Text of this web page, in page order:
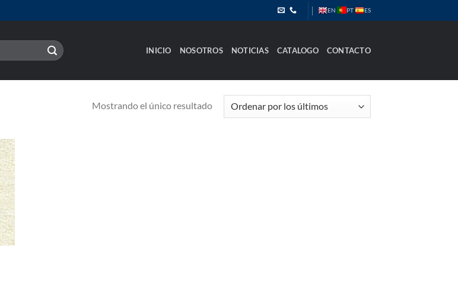
EN PT ES
INICIO NOSOTROS NOTICIAS CATALOGO CONTACTO
Mostrando el único resultado